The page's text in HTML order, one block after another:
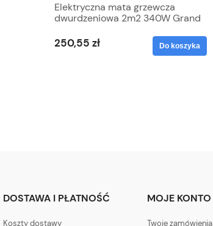
Elektryczna mata grzewcza
dwurdzeniowa 2m2 340W Grand
250,55 zł Do koszyka
DOSTAWA I PŁATNOŚĆ
Koszty dostawy
MOJE KONTO
Twoje zamówienia